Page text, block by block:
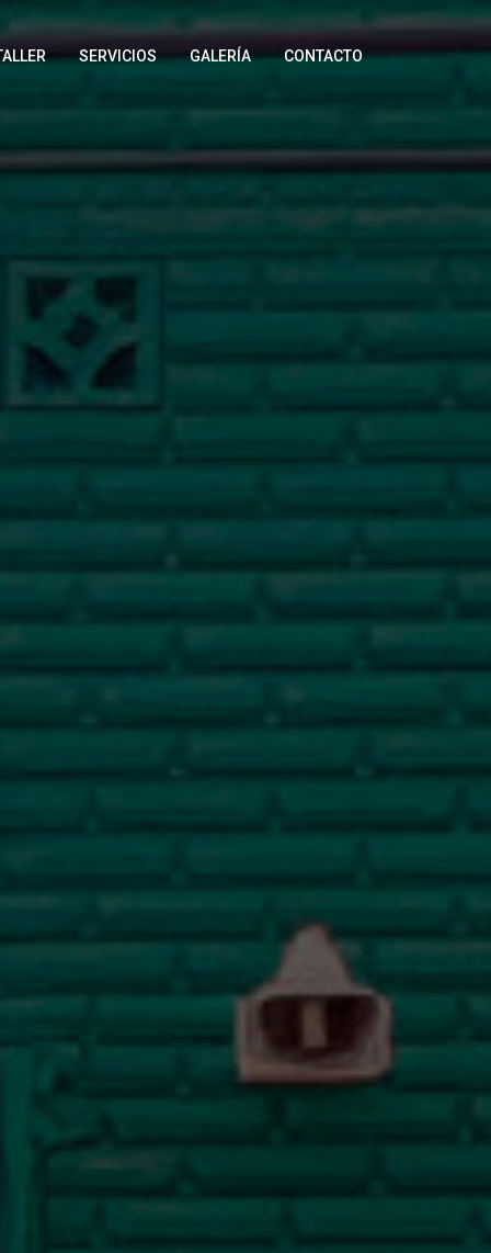
SERVICIOS GALERÍA CONTACTO